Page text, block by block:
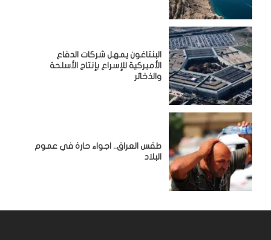
البنتاغون يمهل شركات الدفاع
الأميركية للإسراع بإنتاج الأسلحة
والذخائر
طقس العراق.. اجواء حارة في عموم
البلاد